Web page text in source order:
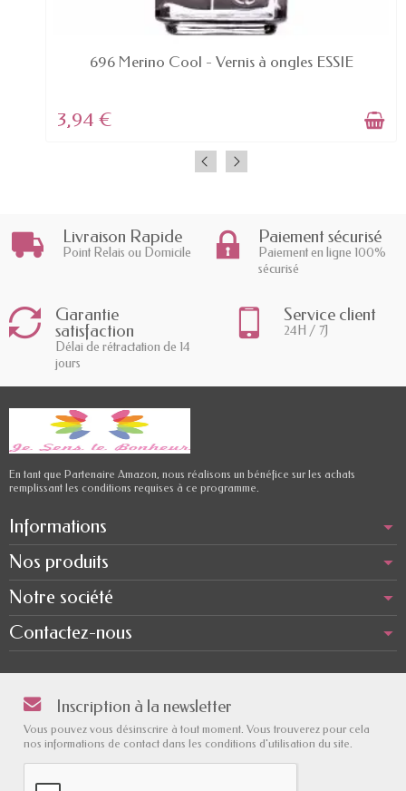
EN STOCK
696 Merino Cool - Vernis à ongles ESSIE
3,94 €
Livraison Rapide
Point Relais ou Domicile
Paiement sécurisé
Paiement en ligne 100%
sécurisé
Garantie
satisfaction
Délai de rétractation de 14
jours
Service client
24H / 7J
En tant que Partenaire Amazon, nous réalisons un bénéfice sur les achats
remplissant les conditions requises à ce programme.
Informations
Nos produits
Notre société
Contactez-nous
Inscription à la newsletter
Vous pouvez vous désinscrire à tout moment. Vous trouverez pour cela
nos informations de contact dans les conditions d'utilisation du site.